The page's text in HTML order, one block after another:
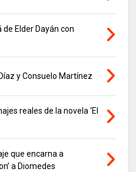
Elder Dayán con
y Consuelo Martínez
reales de la novela ‘El
que encarna a
a Diomedes